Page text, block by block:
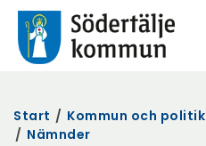
Start / Kommun och politik
/ Nämnder